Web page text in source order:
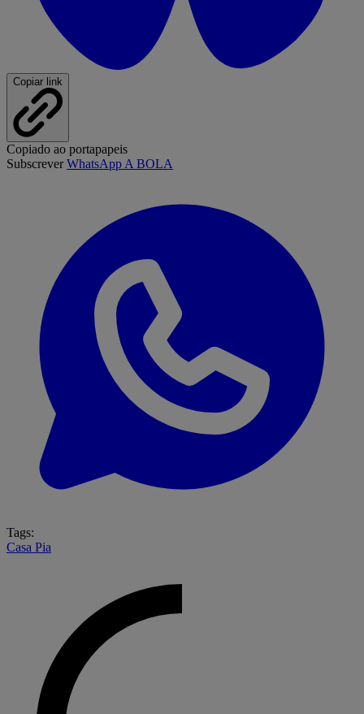
Copiar link
Copiado ao portapapeis
SubscreverWhatsApp A BOLA
Tags:
Casa Pia